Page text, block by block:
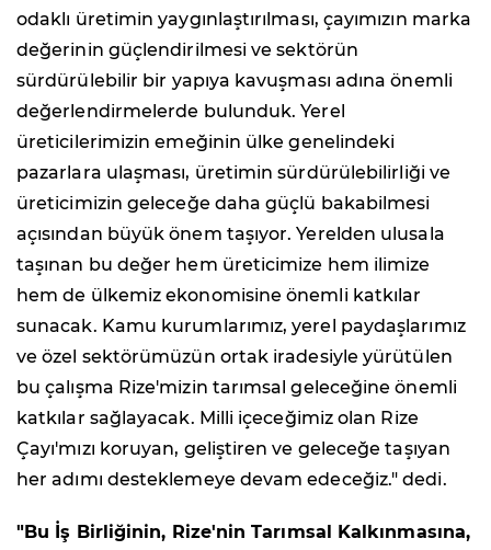
odaklı üretimin yaygınlaştırılması, çayımızın marka
değerinin güçlendirilmesi ve sektörün
sürdürülebilir bir yapıya kavuşması adına önemli
değerlendirmelerde bulunduk. Yerel
üreticilerimizin emeğinin ülke genelindeki
pazarlara ulaşması, üretimin sürdürülebilirliği ve
üreticimizin geleceğe daha güçlü bakabilmesi
açısından büyük önem taşıyor. Yerelden ulusala
taşınan bu değer hem üreticimize hem ilimize
hem de ülkemiz ekonomisine önemli katkılar
sunacak. Kamu kurumlarımız, yerel paydaşlarımız
ve özel sektörümüzün ortak iradesiyle yürütülen
bu çalışma Rize'mizin tarımsal geleceğine önemli
katkılar sağlayacak. Milli içeceğimiz olan Rize
Çayı'mızı koruyan, geliştiren ve geleceğe taşıyan
her adımı desteklemeye devam edeceğiz." dedi.
"Bu İş Birliğinin, Rize'nin Tarımsal Kalkınmasına,